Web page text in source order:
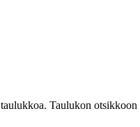
Taulukon